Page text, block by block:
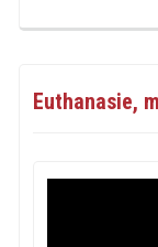
Euthanasie,